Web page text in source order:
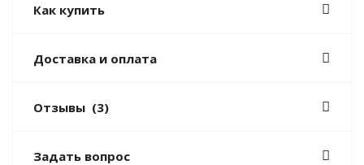
Как купить
Доставка и оплата
Отзывы (3)
Задать вопрос